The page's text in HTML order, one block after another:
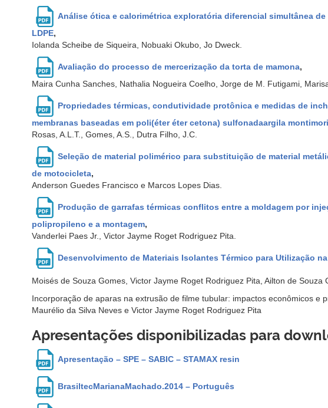
Análise ótica e calorimétrica exploratória diferencial simultânea de
LDPE,
Iolanda Scheibe de Siqueira, Nobuaki Okubo, Jo Dweck.
Avaliação do processo de mercerização da torta de mamona,
Maira Cunha Sanches, Nathalia Nogueira Coelho, Jorge de M. Futigami,
Propriedades térmicas, condutividade protônica e medidas de
membranas baseadas em poli(éter éter cetona) sulfonadaargila
Rosas, A.L.T., Gomes, A.S., Dutra Filho, J.C.
Seleção de material polimérico para substituição de material
de motocicleta,
Anderson Guedes Francisco e Marcos Lopes Dias.
Produção de garrafas térmicas conflitos entre a moldagem por
polipropileno e a montagem,
Vanderlei Paes Jr., Victor Jayme Roget Rodriguez Pita.
Desenvolvimento de Materiais Isolantes Térmico para Utilização
Moisés de Souza Gomes, Victor Jayme Roget Rodriguez Pita, Ailton de Souza
Incorporação de aparas na extrusão de filme tubular: impactos econômicos e
Maurélio da Silva Neves e Victor Jayme Roget Rodriguez Pita
Apresentações disponibilizadas para
Apresentação – SPE – SABIC – STAMAX resin
BrasiltecMarianaMachado.2014 – Português